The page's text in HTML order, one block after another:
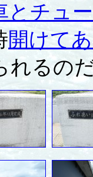
とチュ
開けて
れるの